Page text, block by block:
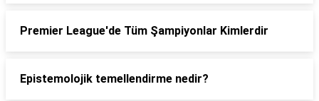
Premier League'de Tüm Şampiyonlar Kimlerdir
Epistemolojik temellendirme nedir?